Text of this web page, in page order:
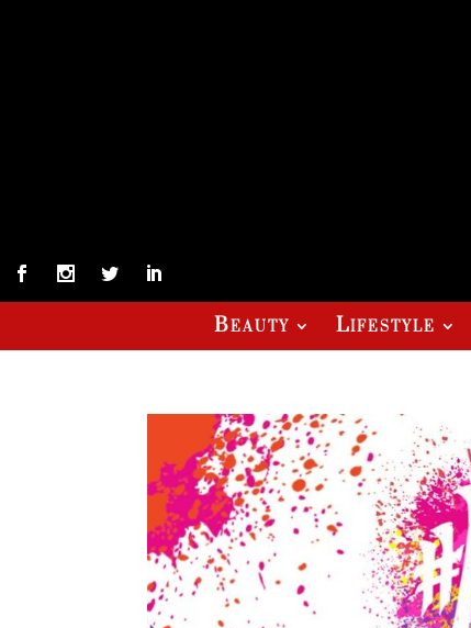
Beauty Lifestyle